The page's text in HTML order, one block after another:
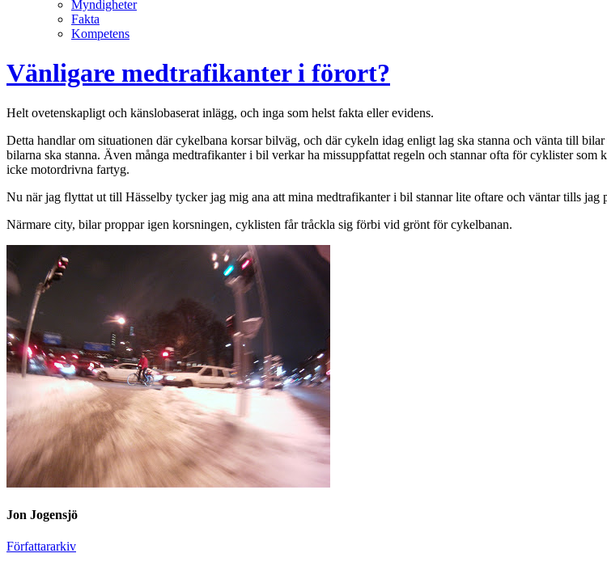
Myndigheter
Fakta
Kompetens
Vänligare medtrafikanter i förort?
Helt ovetenskapligt och känslobaserat inlägg, och inga som helst fakta eller evidens.
Detta handlar om situationen där cykelbana korsar bilväg, och där cykeln idag enligt lag ska stanna och vänta till
bilarna ska stanna. Även många medtrafikanter i bil verkar ha missuppfattat regeln och stannar ofta för cyklister
icke motordrivna fartyg.
Nu när jag flyttat ut till Hässelby tycker jag mig ana att mina medtrafikanter i bil stannar lite oftare och väntar tills jag
Närmare city, bilar proppar igen korsningen, cyklisten får tråckla sig förbi vid grönt för cykelbanan.
Jon Jogensjö
Författararkiv